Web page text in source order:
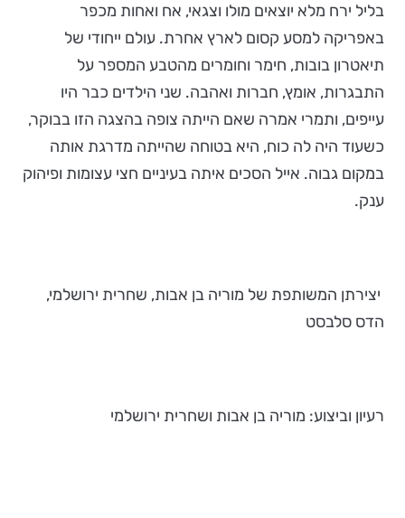
בליל ירח מלא יוצאים מולו וצגאי, אח ואחות מכפר
באפריקה למסע קסום לארץ אחרת. עולם ייחודי של
תיאטרון בובות, חימר וחומרים מהטבע המספר על
התבגרות, אומץ, חברות ואהבה. שני הילדים כבר היו
עייפים, ותמרי אמרה שאם הייתה צופה בהצגה הזו בבוקר,
כשעוד היה לה כוח, היא בטוחה שהייתה מדרגת אותה
במקום גבוה. אייל הסכים איתה בעיניים חצי עצומות ופיהוק
ענק.
יצירתן המשותפת של מוריה בן אבות, שחרית ירושלמי,
הדס סלבסט
רעיון וביצוע: מוריה בן אבות ושחרית ירושלמי